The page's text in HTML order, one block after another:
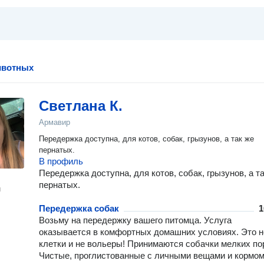
Светлана К.
Армавир
Передержка доступна, для котов, собак, грызунов, а так же
пернатых.
В профиль
Передержка доступна, для котов, собак, грызунов, а
пернатых.
Передержка собак
Возьму на передержку вашего питомца. Услуга
оказывается в комфортных домашних условиях. Это
клетки и не вольеры! Принимаются собачки мелких
Чистые, проглистованные с личными вещами и